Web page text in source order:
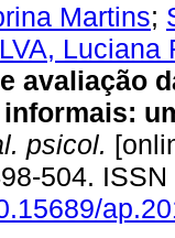
Martins;
Luciana
avaliação
:
psicol.
504.